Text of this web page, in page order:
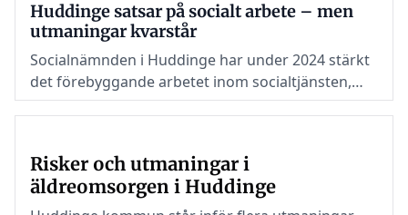
Huddinge satsar på socialt arbete – men
utmaningar kvarstår
Socialnämnden i Huddinge har under 2024 stärkt
det förebyggande arbetet inom socialtjänsten,
med fokus på att minska rekryteringen till
Risker och utmaningar i
äldreomsorgen i Huddinge